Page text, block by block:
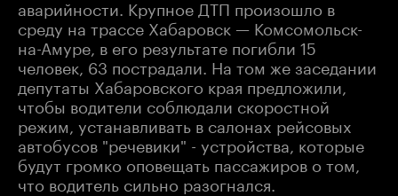
аварийности. Крупное ДТП произошло в
среду на трассе Хабаровск — Комсомольск-
на-Амуре, в его результате погибли 15
человек, 63 пострадали. На том же заседании
депутаты Хабаровского края предложили,
чтобы водители соблюдали скоростной
режим, устанавливать в салонах рейсовых
автобусов "речевики" - устройства, которые
будут громко оповещать пассажиров о том,
что водитель сильно разогнался.